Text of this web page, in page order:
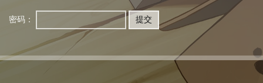
密码：